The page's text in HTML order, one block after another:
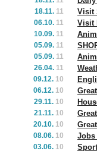
18.11. 11 Visit
06.10. 11 Visit
10.09. 11
05.09. 11
05.09. 11
26.04. 11
09.12. 10
06.12. 10
29.11. 10
21.11. 10
20.10. 10
08.06. 10 Jobs
03.06. 10